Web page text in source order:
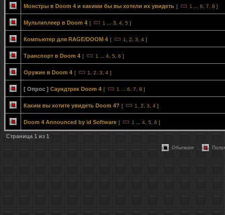
Монстры в Doom 4 и какими бы вы хотели их увидеть [ 1 6 7 8 ]
Мультиплеер в Doom 4 [ 1 3 4 5 ]
Компьютер для RAGE/DOOM 4 [ 1 2 3 4 ]
Транспорт в Doom 4 [ 1 4 5 6 ]
Оружие в Doom 4 [ 1 2 3 4 ]
[ Опрос ] Саундтрек Doom 4 [ 1 6 7 8 ]
Каким вы хотите увидеть Doom 4? [ 1 2 3 4 ]
Doom 4 Announced by id Software [ 1 4 5 6 ]
Страница 1из 1
Обычная